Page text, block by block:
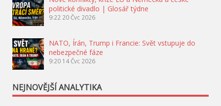
politické divadlo | Glosář týdne
9:22 20 Čvc 2026
NATO, Írán, Trump i Francie: Svět vstupuje do
nebezpečné fáze
9:20 14 Čvc 2026
NEJNOVĚJŠÍ ANALYTIKA